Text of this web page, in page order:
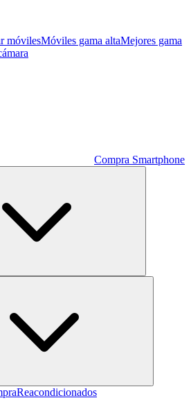
móvilesMóviles gama altaMejores gama
Compra Smartphone
Reacondicionados